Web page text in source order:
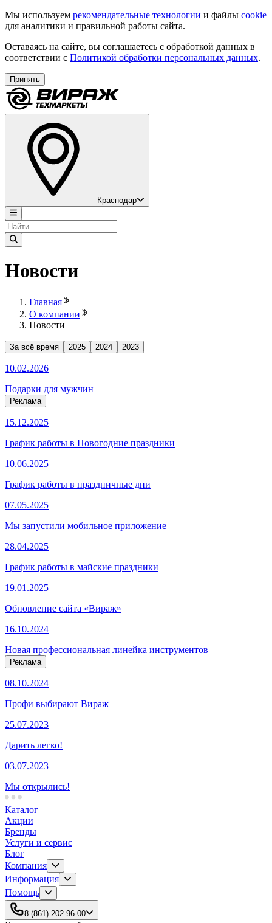
Мы используем рекомендательные технологии и файлы cookie
для аналитики и правильной работы сайта.
Оставаясь на сайте, вы соглашаетесь с обработкой данных в
соответствии с Политикой обработки персональных данных.
Принять
Краснодар
Новости
Главная
О компании
Новости
За всё время 2025 2024 2023
10.02.2026
Подарки для мужчин
Реклама
15.12.2025
График работы в Новогодние праздники
10.06.2025
График работы в праздничные дни
07.05.2025
Мы запустили мобильное приложение
28.04.2025
График работы в майские праздники
19.01.2025
Обновление сайта «Вираж»
16.10.2024
Новая профессиональная линейка инструментов
Реклама
08.10.2024
Профи выбирают Вираж
25.07.2023
Дарить легко!
03.07.2023
Мы открылись!
Каталог
Акции
Бренды
Услуги и сервис
Блог
Компания
Информация
Помощь
8 (861) 202-96-00